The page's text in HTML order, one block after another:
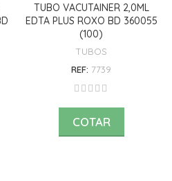
TUBO VACUTAINER 2,0ML
EDTA PLUS ROXO BD 360055
(100)
TUBOS
REF: 7739
COTAR